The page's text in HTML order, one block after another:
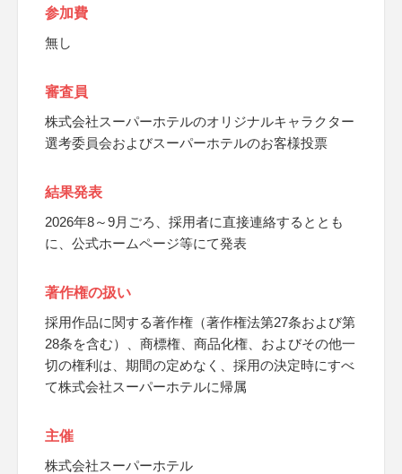
参加費
無し
審査員
株式会社スーパーホテルのオリジナルキャラクター
選考委員会およびスーパーホテルのお客様投票
結果発表
2026年8～9月ごろ、採用者に直接連絡するととも
に、公式ホームページ等にて発表
著作権の扱い
採用作品に関する著作権（著作権法第27条および第
28条を含む）、商標権、商品化権、およびその他一
切の権利は、期間の定めなく、採用の決定時にすべ
て株式会社スーパーホテルに帰属
主催
株式会社スーパーホテル